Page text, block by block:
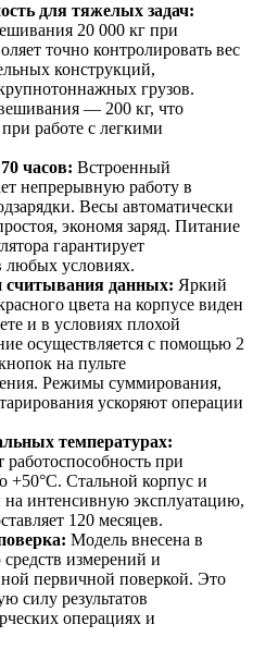
для тяжелых задач:
20 000 кг при
точно контролировать вес
конструкций,
грузов.
— 200 кг, что
работе с легкими
часов: Встроенный
непрерывную работу в
Весы автоматически
экономя заряд. Питание
гарантирует
любых условиях.
считывания данных: Яркий
цвета на корпусе виден
и в условиях плохой
осуществляется с помощью 2
на пульте
Режимы суммирования,
ускоряют операции
температурах:
при
+50°C. Стальной корпус и
на интенсивную эксплуатацию,
120 месяцев.
Модель внесена в
измерений и
первичной поверкой. Это
силу результатов
операциях и